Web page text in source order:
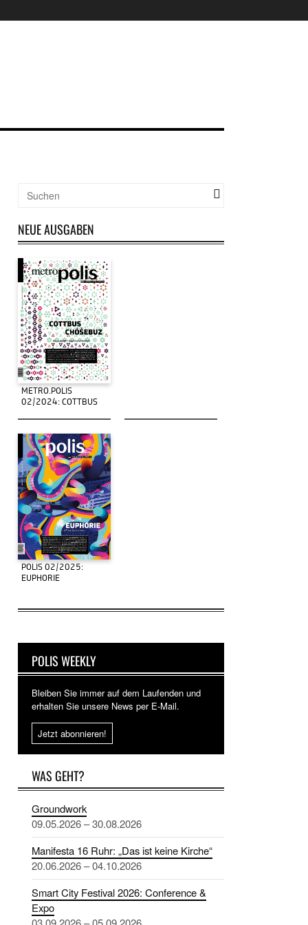
NEUE AUSGABEN
METRO.POLIS
02/2024: COTTBUS
POLIS 02/2025:
EUPHORIE
POLIS WEEKLY
Bleiben Sie immer auf dem Laufenden und
erhalten Sie unsere News per E-Mail.
Jetzt abonnieren!
WAS GEHT?
Groundwork
09.05.2026 – 30.08.2026
Manifesta 16 Ruhr: „Das ist keine Kirche“
20.06.2026 – 04.10.2026
Smart City Festival 2026: Conference &
Expo